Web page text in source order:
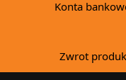
Konta
Zwrot